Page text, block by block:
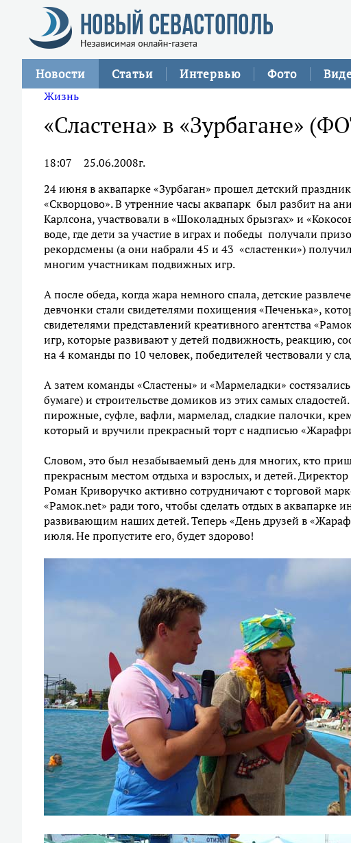
Новости Статьи Интервью Фото
Жизнь
«Сластена» в «Зурбагане»
18:07
25.06.2008г.
24 июня в аквапарке «Зурбаган» прошел детский
«Скворцово». В утренние часы аквапарк был разбит на
Карлсона, участвовали в «Шоколадных брызгах» и
воде, где дети за участие в играх и победы получали
рекордсмены (а они набрали 45 и 43 «сластенки»)
многим участникам подвижных игр.
А после обеда, когда жара немного спала, детские
девчонки стали свидетелями похищения «Печенька»,
свидетелями представлений креативного агентства
игр, которые развивают у детей подвижность, реакцию,
на 4 команды по 10 человек, победителей чествовали у
А затем команды «Сластены» и «Мармеладки»
бумаге) и строительстве домиков из этих самых
пирожные, суфле, вафли, мармелад, сладкие палочки,
который и вручили прекрасный торт с надписью
Словом, это был незабываемый день для многих, кто
прекрасным местом отдыха и взрослых, и детей.
Роман Криворучко активно сотрудничают с торговой
«Рамок.net» ради того, чтобы сделать отдых в
развивающим наших детей. Теперь «День друзей в
июля. Не пропустите его, будет здорово!